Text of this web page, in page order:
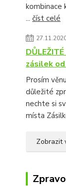
kombinace
... číst celé
zásilek
Prosím
důležité
nechte si
místa
Zobrazit